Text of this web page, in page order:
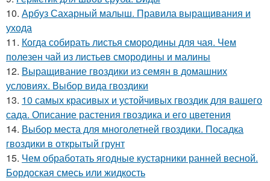
10. Арбуз Сахарный малыш. Правила выращивания и
ухода
11. Когда собирать листья смородины для чая. Чем
полезен чай из листьев смородины и малины
12. Выращивание гвоздики из семян в домашних
условиях. Выбор вида гвоздики
13. 10 самых красивых и устойчивых гвоздик для вашего
сада. Описание растения гвоздика и его цветения
14. Выбор места для многолетней гвоздики. Посадка
гвоздики в открытый грунт
15. Чем обработать ягодные кустарники ранней весной.
Бордоская смесь или жидкость